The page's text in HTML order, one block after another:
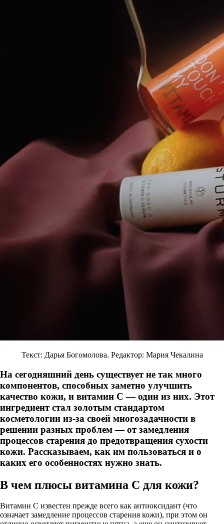
Текст: Дарья Богомолова. Редактор: Мария Чекалина
На сегодняшний день существует не так много
компонентов, способных заметно улучшить
качество кожи, и витамин С — один из них. Этот
ингредиент стал золотым стандартом
косметологии из-за своей многозадачности в
решении разных проблем — от замедления
процессов старения до предотвращения сухости
кожи. Рассказываем, как им пользоваться и о
каких его особенностях нужно знать.
В чем плюсы витамина С для кожи?
Витамин С известен прежде всего как антиоксидант (что
означает замедление процессов старения кожи), при этом он